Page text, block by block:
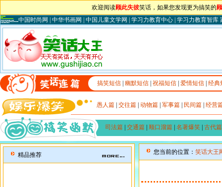
欢迎阅读顾此失彼笑话，如果您发现更为搞笑的
中国时尚网
中华书画网 中国儿童文学网 学习力教育中心 学习力教育智库
搞笑短信 幽默短信 祝福短信 爱情短信 经典
愚人篇 交往篇 动物篇 军事篇 民间篇 经营
司法篇 交通篇 顺口溜篇 名著爆笑 古代篇
精品推荐 您当前的位置： 笑话大王